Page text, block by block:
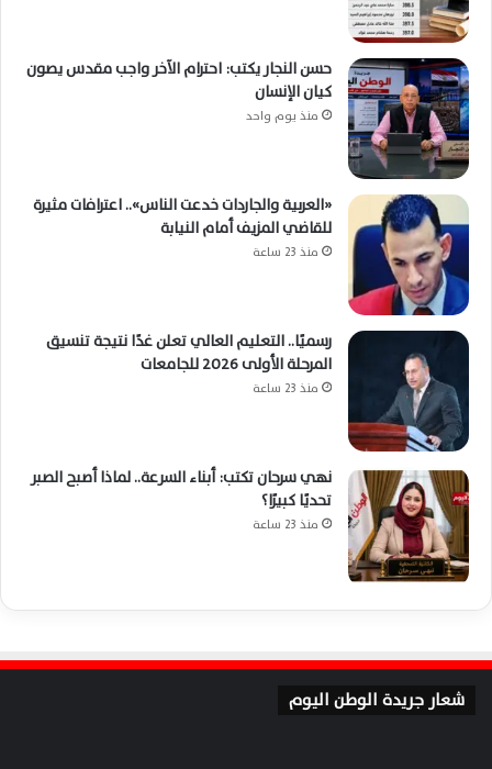
حسن النجار يكتب: احترام الآخر واجب مقدس يصون
كيان الإنسان
منذ يوم واحد
«العربية والجاردات خدعت الناس».. اعترافات مثيرة
للقاضي المزيف أمام النيابة
منذ 23 ساعة
رسميًا.. التعليم العالي تعلن غدًا نتيجة تنسيق
المرحلة الأولى 2026 للجامعات
منذ 23 ساعة
نهي سرحان تكتب: أبناء السرعة.. لماذا أصبح الصبر
تحديًا كبيرًا؟
منذ 23 ساعة
شعار جريدة الوطن اليوم